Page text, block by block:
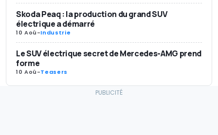
Skoda Peaq : la production du grand SUV
électrique a démarré
10 Aoû-Industrie
Le SUV électrique secret de Mercedes-AMG prend
forme
10 Aoû-Teasers